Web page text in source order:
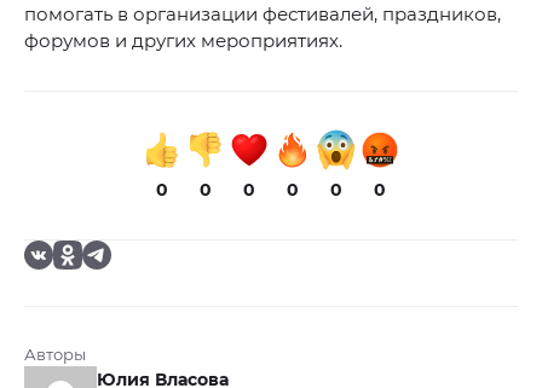
помогать в организации фестивалей, праздников,
форумов и других мероприятиях.
0 0 0 0 0 0
Авторы
Юлия Власова